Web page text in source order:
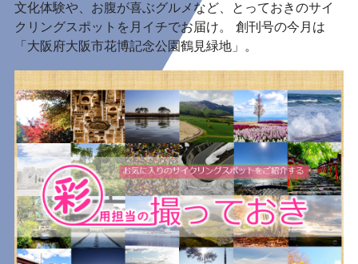
文化体験や、お腹が喜ぶグルメなど、とっておきのサイ
クリングスポットを月イチでお届け。 創刊号の今月は
「大阪府大阪市花博記念公園鶴見緑地」。